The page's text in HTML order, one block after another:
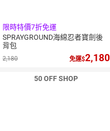
限時特價7折免運
SPRAYGROUND海綿忍者寶劍後
背包
2,180 免運 2,180
50 OFF SHOP